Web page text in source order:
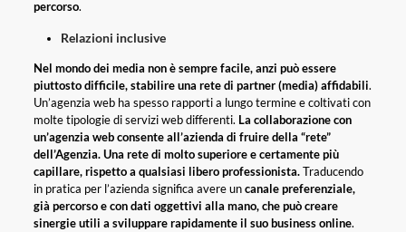
percorso.
Relazioni inclusive
Nel mondo dei media non è sempre facile, anzi può essere
piuttosto difficile, stabilire una rete di partner (media) affidabili.
Un’agenzia web ha spesso rapporti a lungo termine e coltivati ​​con
molte tipologie di servizi web differenti. La collaborazione con
un’agenzia web consente all’azienda di fruire della “rete”
dell’Agenzia.Una rete di molto superiore e certamente più
capillare, rispetto a qualsiasi libero professionista.Traducendo
in pratica per l’azienda significa avere uncanale preferenziale,
già percorso e con dati oggettivi alla mano, che può creare
sinergie utili a sviluppare rapidamente il suo business online.